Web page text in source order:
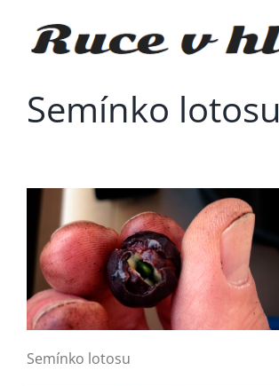
obsah
Semínko lotosu
Semínko lotosu